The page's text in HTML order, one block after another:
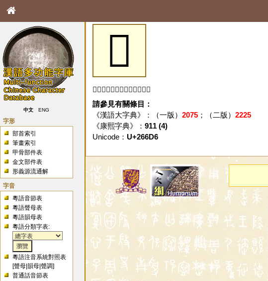
中文 ENG
字形
部首索引
筆畫索引
甲骨部件表
金文部件表
形義源流通解
字音
粵語音節表
粵語聲母表
粵語韻母表
粵語分類字表:
粵語注音系統對照表
[聲母 |韻母 |聲調]
普通話音節表
𦛖
「𦛖」字未收錄於本資料庫。
請參見有關條目：
《漢語大字典》：（一版） 2075；（二版） 2225
《康熙字典》： 911 (4)
Unicode： U+266D6